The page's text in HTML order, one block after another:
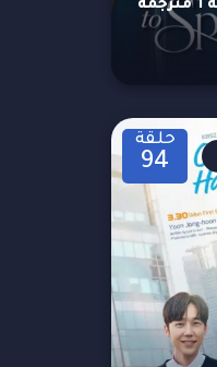
حلقة
94